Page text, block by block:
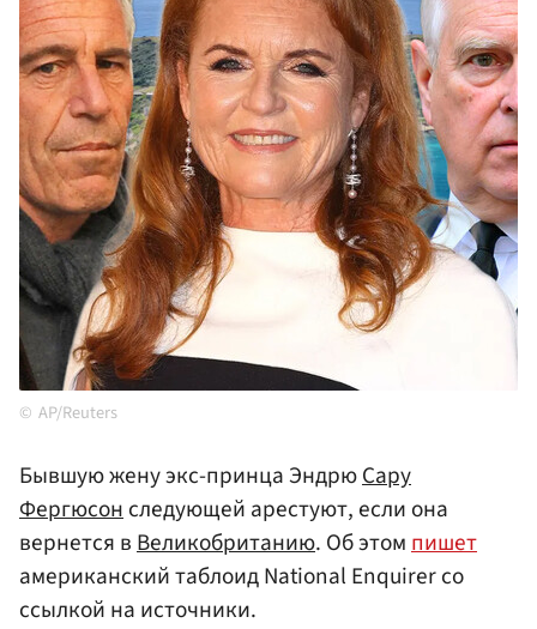
AP/Reuters
Бывшую жену экс-принца ЭндрюСару
Фергюсонследующей арестуют, если она
вернется вВеликобританию. Об этомпишет
американский таблоид National Enquirer со
ссылкой на источники.